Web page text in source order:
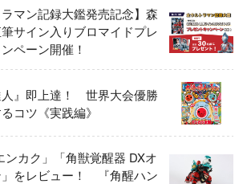
ラマン記録大鑑発売記念】森
サイン入りブロマイドプレ
ペーン開催！
人』即上達！ 世界大会優勝
コツ《実践編》
ンカク」「角獣覚醒器 DXオ
」をレビュー！ 『角醒ハン